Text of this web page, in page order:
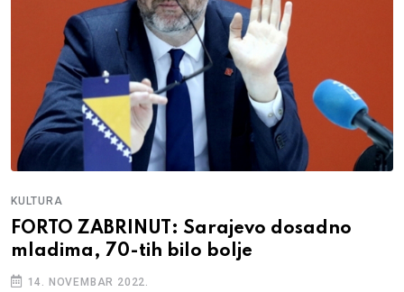
KULTURA
FORTO ZABRINUT: Sarajevo dosadno
mladima, 70-tih bilo bolje
14. NOVEMBAR 2022.